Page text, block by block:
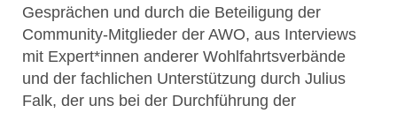
Gesprächen und durch die Beteiligung der
Community-Mitglieder der AWO, aus Interviews
mit Expert*innen anderer Wohlfahrtsverbände
und der fachlichen Unterstützung durch Julius
Falk, der uns bei der Durchführung der